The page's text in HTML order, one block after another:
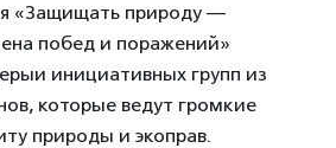
«Защищать природу —
побед и поражений»
инициативных групп из
которые ведут громкие
природы и экоправ.